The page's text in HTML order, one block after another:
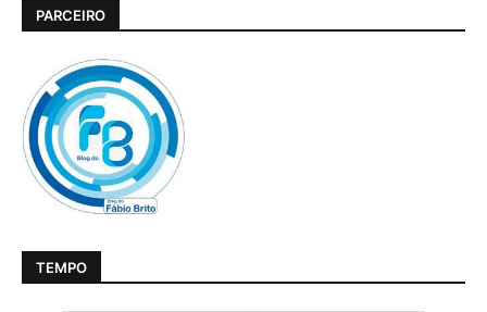
PARCEIRO
TEMPO